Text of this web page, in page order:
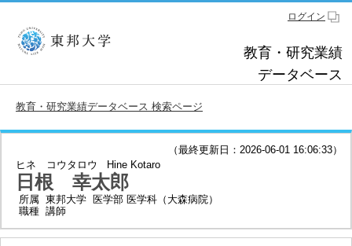
ログイン
教育・研究業績
データベース
教育・研究業績データベース 検索ページ
（最終更新日：2026-06-01 16:06:33）
ヒネ コウタロウ
Hine Kotaro
日根 幸太郎
所属 東邦大学 医学部 医学科（大森病院）
職種 講師